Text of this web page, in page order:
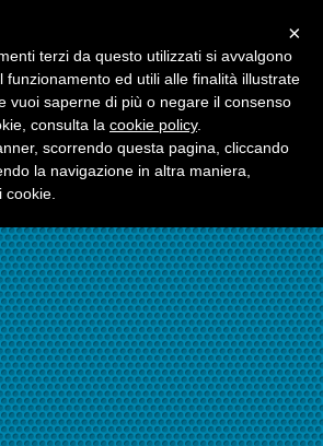
☎324.7403485
×
terzi da questo utilizzati si avvalgono
funzionamento ed utili alle finalità illustrate
vuoi saperne di più o negare il consenso
consulta la cookie policy.
scorrendo questa pagina, cliccando
la navigazione in altra maniera,
cookie.